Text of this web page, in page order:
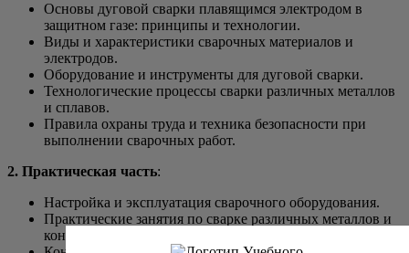
Основы дуговой сварки плавящимся электродом в
защитном газе: принципы и технологии.
Виды и характеристики сварочных материалов и
электродов.
Оборудование и инструменты для дуговой сварки.
Технологические процессы сварки различных металлов
и сплавов.
Правила охраны труда и техника безопасности при
выполнении сварочных работ.
2. Практическая часть:
Настройка и эксплуатация сварочного оборудования.
Практические занятия по сварке различных металлов и
конструкций.